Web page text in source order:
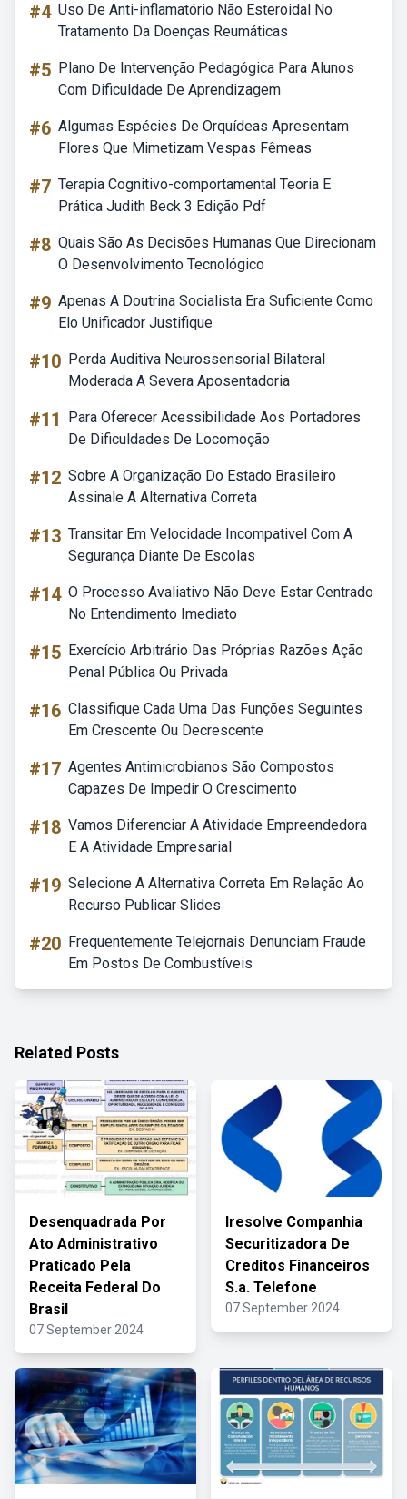
#4 Uso De Anti-inflamatório Não Esteroidal No
Tratamento Da Doenças Reumáticas
#5 Plano De Intervenção Pedagógica Para Alunos
Com Dificuldade De Aprendizagem
#6 Algumas Espécies De Orquídeas Apresentam
Flores Que Mimetizam Vespas Fêmeas
#7 Terapia Cognitivo-comportamental Teoria E
Prática Judith Beck 3 Edição Pdf
#8 Quais São As Decisões Humanas Que Direcionam
O Desenvolvimento Tecnológico
#9 Apenas A Doutrina Socialista Era Suficiente Como
Elo Unificador Justifique
#10 Perda Auditiva Neurossensorial Bilateral
Moderada A Severa Aposentadoria
#11
Para Oferecer Acessibilidade Aos Portadores
De Dificuldades De Locomoção
#12 Sobre A Organização Do Estado Brasileiro
Assinale A Alternativa Correta
#13 Transitar Em Velocidade Incompativel Com A
Segurança Diante De Escolas
#14 O Processo Avaliativo Não Deve Estar Centrado
No Entendimento Imediato
#15 Exercício Arbitrário Das Próprias Razões Ação
Penal Pública Ou Privada
#16 Classifique Cada Uma Das Funções Seguintes
Em Crescente Ou Decrescente
#17 Agentes Antimicrobianos São Compostos
Capazes De Impedir O Crescimento
#18 Vamos Diferenciar A Atividade Empreendedora
E A Atividade Empresarial
#19 Selecione A Alternativa Correta Em Relação Ao
Recurso Publicar Slides
#20 Frequentemente Telejornais Denunciam Fraude
Em Postos De Combustíveis
Related Posts
Desenquadrada Por
Ato Administrativo
Praticado Pela
Receita Federal Do
Brasil
07 September 2024
Iresolve Companhia
Securitizadora De
Creditos Financeiros
S.a. Telefone
07 September 2024